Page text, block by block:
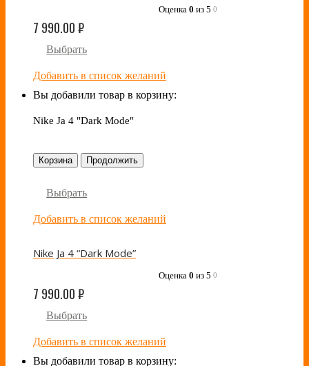
Оценка 0 из 5 0
7 990.00₽
Выбрать
Добавить в список желаний
Вы добавили товар в корзину:
Nike Ja 4 "Dark Mode"
Корзина Продолжить
Выбрать
Добавить в список желаний
Nike Ja 4 “Dark Mode”
Оценка 0 из 5 0
7 990.00₽
Выбрать
Добавить в список желаний
Вы добавили товар в корзину: